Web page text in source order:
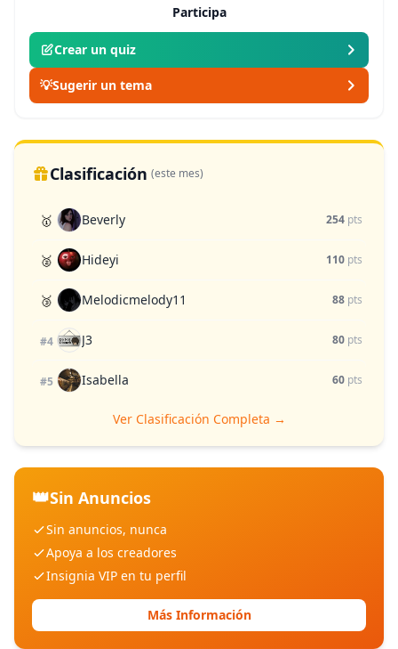
Participa
Crear un quiz
💡Sugerir un tema
Clasificación (este mes)
🥇 Beverly 254 pts
🥈 Hideyi 110 pts
🥉 Melodicmelody11 88 pts
#4 J3 80 pts
#5 Isabella 60 pts
Ver Clasificación Completa →
👑Sin Anuncios
Sin anuncios, nunca
Apoya a los creadores
Insignia VIP en tu perfil
Más Información